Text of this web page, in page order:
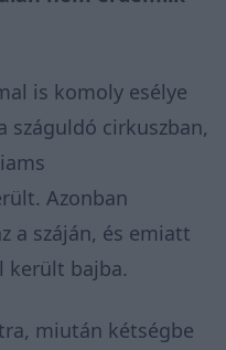
is komoly esélye
száguldó cirkuszban,
Azonban
a száján, és emiatt
került bajba.
miután kétségbe